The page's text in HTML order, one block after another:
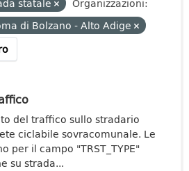
statale
Organizzazioni:
di Bolzano - Alto Adige
del traffico sullo stradario
ciclabile sovracomunale. Le
per il campo "TRST_TYPE"
su strada...